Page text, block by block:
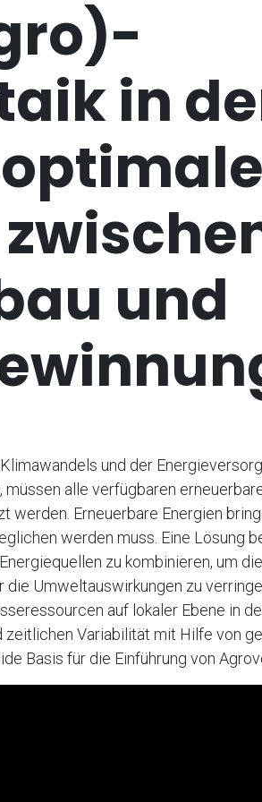
in
und
und der
alle verfügbaren
werden. Erneuerbare Energien
werden muss. Eine Lösung
zu kombinieren, um
Umweltauswirkungen zu
auf lokaler Ebene in
zeitlichen Variabilität mit Hilfe von
Basis für die Einführung von